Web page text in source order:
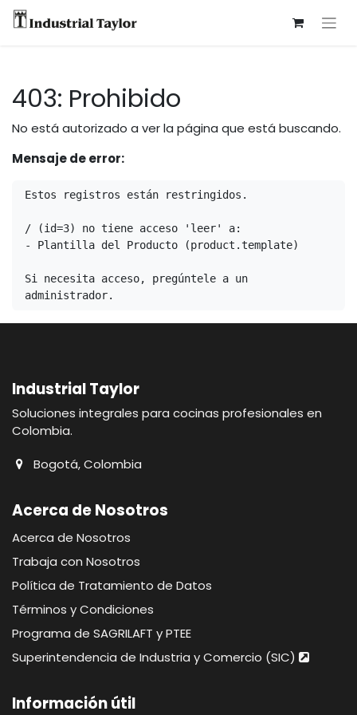
403: Prohibido
No está autorizado a ver la página que está buscando.
Mensaje de error:
Estos registros están restringidos.
/ (id=3) no tiene acceso 'leer' a:
- Plantilla del Producto (product.template)
Si necesita acceso, pregúntele a un
administrador.
Industrial Taylor
Soluciones integrales para cocinas profesionales en
Colombia.
Bogotá, Colombia
Acerca de Nosotros
Acerca de Nosotros
Trabaja con Nosotros
Política de Tratamiento de Datos
Términos y Condiciones
Programa de SAGRILAFT y PTEE
Superintendencia de Industria y Comercio (SIC)
Información útil​​​